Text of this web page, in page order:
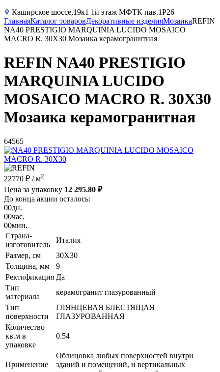
Каширское шоссе,19к1 1й этаж МФТК пав.1Р26
ГлавнаяКаталог товаровДекоративные изделияМозаикаREFIN
NA40 PRESTIGIO MARQUINIA LUCIDO MOSAICO
MACRO R. 30X30 Мозаика керамогранитная
REFIN NA40 PRESTIGIO
MARQUINIA LUCIDO
MOSAICO MACRO R. 30X30
Мозаика керамогранитная
64565
22770 ₽ / м2
Цена за упаковку 12 295.80 ₽
До конца акции осталось:
00дн.
00час.
00мин.
Страна-
изготовитель
Италия
Размер, см
30X30
Толщина, мм
9
Ректификация Да
Тип
материала
керамогранит глазурованный
Тип
поверхности
ГЛЯНЦЕВАЯ БЛЕСТЯЩАЯ
ГЛАЗУРОВАННАЯ
Количество
кв.м в
упаковке
0.54
Применение
Облицовка любых поверхностей внутри
зданий и помещений, и вертикальных